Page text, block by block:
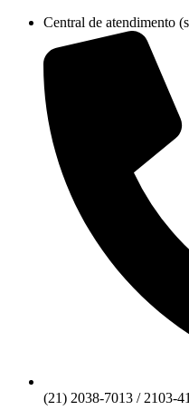
conteúdo
Central de atendimento
(21) 2038-7013 / 2103-